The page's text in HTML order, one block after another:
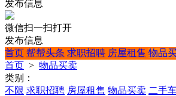
发布信息
微信扫一扫打开
发布信息
首页 帮帮头条 求职招聘 房屋租售 物品
首页 > 物品买卖
类别：
不限 求职招聘 房屋租售 物品买卖 二手